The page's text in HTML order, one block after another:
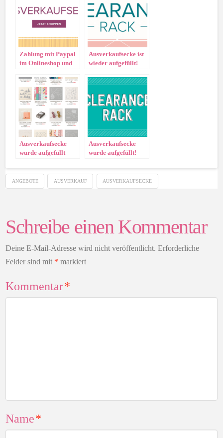
Zahlung mit Paypal
im Onlineshop und
Ausverkaufsecke!!
Ausverkaufsecke ist
wieder aufgefüllt!
Ausverkaufsecke
wurde aufgefüllt
Ausverkaufsecke
wurde aufgefüllt!
ANGEBOTE AUSVERKAUF AUSVERKAUFSECKE
Schreibe einen Kommentar
Deine E-Mail-Adresse wird nicht veröffentlicht. Erforderliche
Felder sind mit * markiert
Kommentar*
Name*